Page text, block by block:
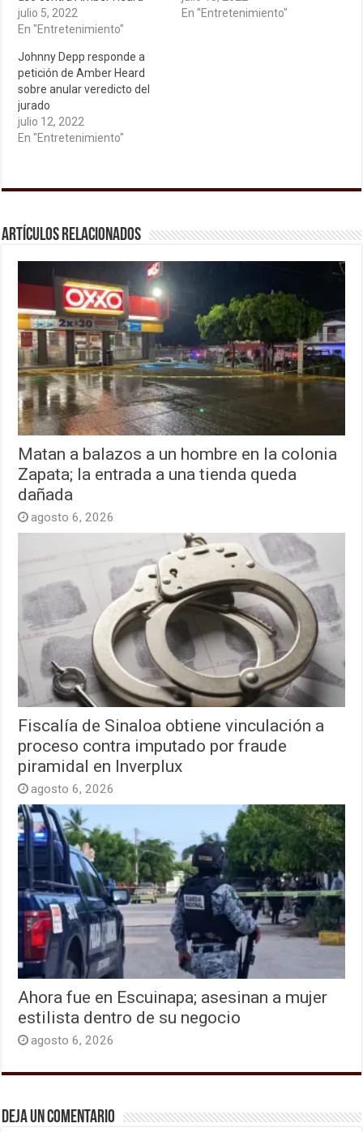
julio 5, 2022
En "Entretenimiento"
En "Entretenimiento"
Johnny Depp responde a
petición de Amber Heard
sobre anular veredicto del
jurado
julio 12, 2022
En "Entretenimiento"
Artículos relacionados
Matan a balazos a un hombre en la colonia
Zapata; la entrada a una tienda queda
dañada
agosto 6, 2026
Fiscalía de Sinaloa obtiene vinculación a
proceso contra imputado por fraude
piramidal en Inverplux
agosto 6, 2026
Ahora fue en Escuinapa; asesinan a mujer
estilista dentro de su negocio
agosto 6, 2026
Deja un comentario